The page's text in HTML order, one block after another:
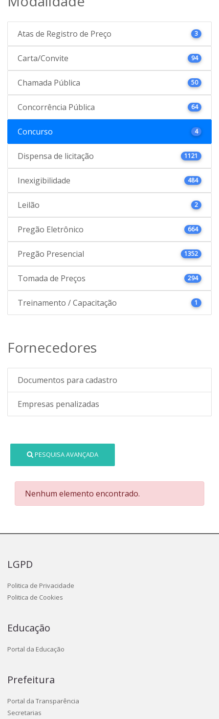
Atas de Registro de Preço 3
Carta/Convite 94
Chamada Pública 50
Concorrência Pública 64
Concurso 4
Dispensa de licitação 1121
Inexigibilidade 484
Leilão 2
Pregão Eletrônico 664
Pregão Presencial 1352
Tomada de Preços 294
Treinamento / Capacitação 1
Fornecedores
Documentos para cadastro
Empresas penalizadas
PESQUISA AVANÇADA
Nenhum elemento encontrado.
LGPD
Politica de Privacidade
Politica de Cookies
Educação
Portal da Educação
Prefeitura
Portal da Transparência
Secretarias